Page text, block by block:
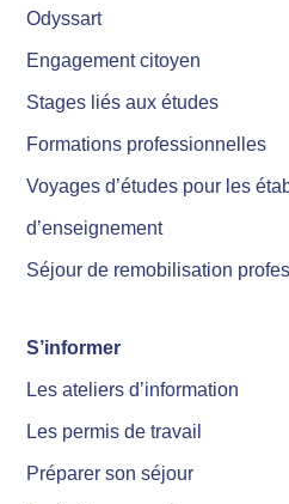
Odyssart
Engagement citoyen
Stages liés aux études
Formations professionnelles
Voyages d’études pour les
d’enseignement
Séjour de remobilisation
S’informer
Les ateliers d’information
Les permis de travail
Préparer son séjour